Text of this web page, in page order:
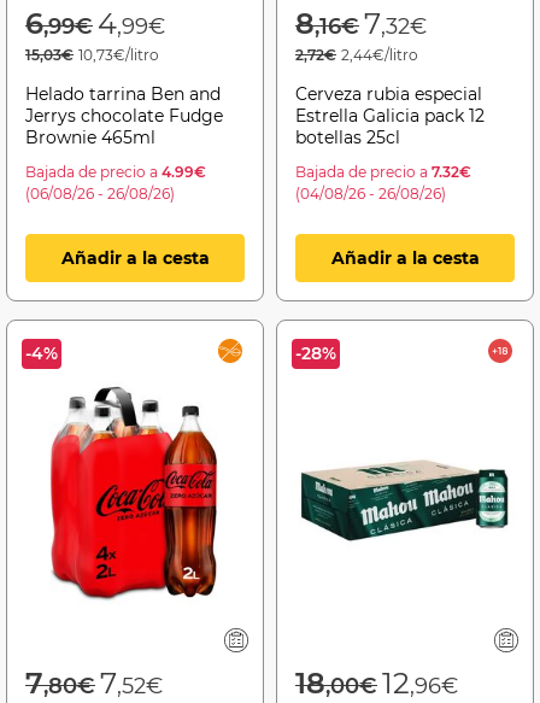
Price reduced from
6,99€to
4,99€
15,03€ 10,73€/litro
Helado tarrina Ben and
Jerrys chocolate Fudge
Brownie 465ml
Bajada de precio a 4.99€
(06/08/26 - 26/08/26)
Añadir a la cesta
Price reduced
8,16€to
7,32€
2,72€ 2,44€/litro
Cerveza rubia especial
Estrella Galicia pack 12
botellas 25cl
Bajada de precio a 7.32€
(04/08/26 - 26/08/26)
Añadir a la cesta
-4%
Price reduced from
7,80€to
7,52€
-28%
Price reduced
18,00€to
12,96€